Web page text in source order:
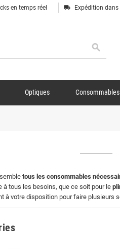
en temps réel local_shipping Expédition
search
Optiques Consommables
tous les consommables
à tous les besoins, que ce soit pour le
à votre disposition pour faire plusieurs